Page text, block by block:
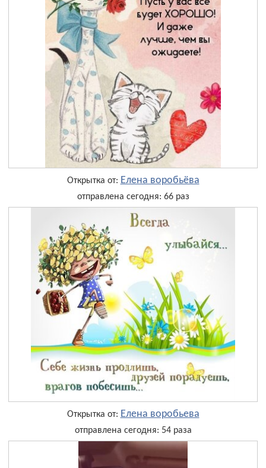
Открытка от: Елена воробьёва
отправлена сегодня: 66 раз
Открытка от: Елена воробьева
отправлена сегодня: 54 раза